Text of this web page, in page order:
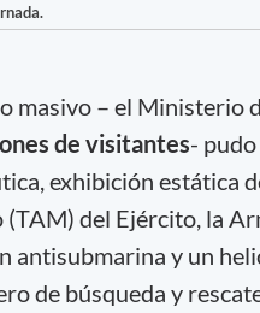
masivo – el Ministerio
de visitantes-
exhibición estática
(TAM) del Ejército, la
antisubmarina y un
de búsqueda y